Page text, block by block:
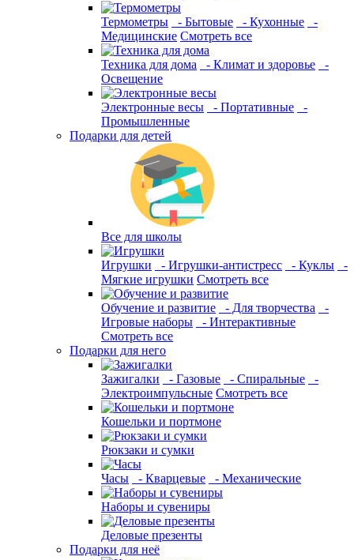
Термометры - Бытовые - Кухонные
-
Медицинские Смотреть все
Техника для дома - Климат и здоровье
-
Освещение
Электронные весы - Портативные
-
Промышленные
Подарки для детей
Все для школы
Игрушки - Игрушки-антистресс - Куклы
-
Мягкие игрушки Смотреть все
Обучение и развитие - Для творчества
-
Игровые наборы
- Интерактивные
Смотреть все
Подарки для него
Зажигалки - Газовые - Спиральные
-
Электроимпульсные Смотреть все
Кошельки и портмоне
Рюкзаки и сумки
Часы - Кварцевые - Механические
Наборы и сувениры
Деловые презенты
Подарки для неё